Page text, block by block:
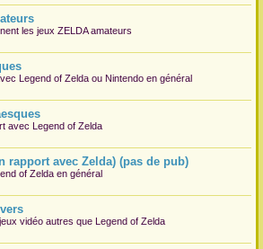
les jeux ZELDA amateurs
Legend of Zelda ou Nintendo en général
avec Legend of Zelda
rapport avec Zelda) (pas de pub)
of Zelda en général
vidéo autres que Legend of Zelda